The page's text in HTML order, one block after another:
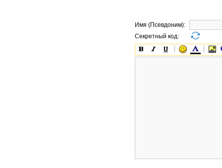
Имя (Псевдоним):
Секретный код: